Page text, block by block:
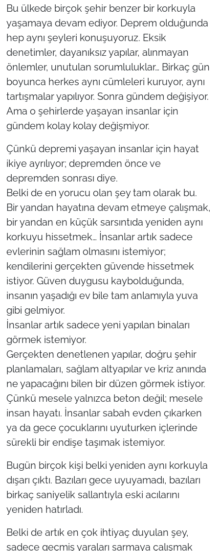
Bu ülkede birçok şehir benzer bir korkuyla
yaşamaya devam ediyor. Deprem olduğunda
hep aynı şeyleri konuşuyoruz. Eksik
denetimler, dayanıksız yapılar, alınmayan
önlemler, unutulan sorumluluklar… Birkaç gün
boyunca herkes aynı cümleleri kuruyor, aynı
tartışmalar yapılıyor. Sonra gündem değişiyor.
Ama o şehirlerde yaşayan insanlar için
gündem kolay kolay değişmiyor.
Çünkü depremi yaşayan insanlar için hayat
ikiye ayrılıyor; depremden önce ve
depremden sonrası diye.
Belki de en yorucu olan şey tam olarak bu.
Bir yandan hayatına devam etmeye çalışmak,
bir yandan en küçük sarsıntıda yeniden aynı
korkuyu hissetmek… İnsanlar artık sadece
evlerinin sağlam olmasını istemiyor;
kendilerini gerçekten güvende hissetmek
istiyor. Güven duygusu kaybolduğunda,
insanın yaşadığı ev bile tam anlamıyla yuva
gibi gelmiyor.
İnsanlar artık sadece yeni yapılan binaları
görmek istemiyor.
Gerçekten denetlenen yapılar, doğru şehir
planlamaları, sağlam altyapılar ve kriz anında
ne yapacağını bilen bir düzen görmek istiyor.
Çünkü mesele yalnızca beton değil; mesele
insan hayatı. İnsanlar sabah evden çıkarken
ya da gece çocuklarını uyuturken içlerinde
sürekli bir endişe taşımak istemiyor.
Bugün birçok kişi belki yeniden aynı korkuyla
dışarı çıktı. Bazıları gece uyuyamadı, bazıları
birkaç saniyelik sallantıyla eski acılarını
yeniden hatırladı.
Belki de artık en çok ihtiyaç duyulan şey,
sadece geçmiş yaraları sarmaya çalışmak